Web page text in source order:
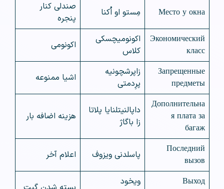
Место у окна مِستو او اُکنا
صندلی کنار
پنجره
Экономический
класс
اکونومیچسکی
کلاس
اکونومی
Запрещенные
предметы
زاپرشچونیه
پرِدمتی
اشیا ممنوعه
Дополнительна
я плата за
багаж
داپالنیتلنایا پلاتا
زا باگاژ
هزینه اضافه بار
Последний
вызов
پاسلدنی ویزوف اعلام آخر
Выход
ویخود